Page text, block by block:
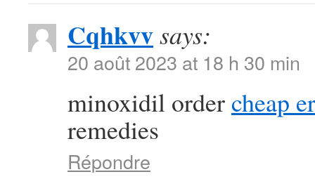
Cqhkvvsays:
20 août 2023 at 18 h 30 min
minoxidil order cheap
remedies
Répondre